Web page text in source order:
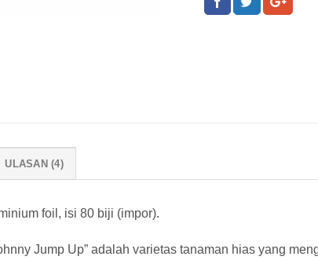
ULASAN (4)
foil, isi 80 biji (impor).
Jump Up” adalah varietas tanaman hias yang